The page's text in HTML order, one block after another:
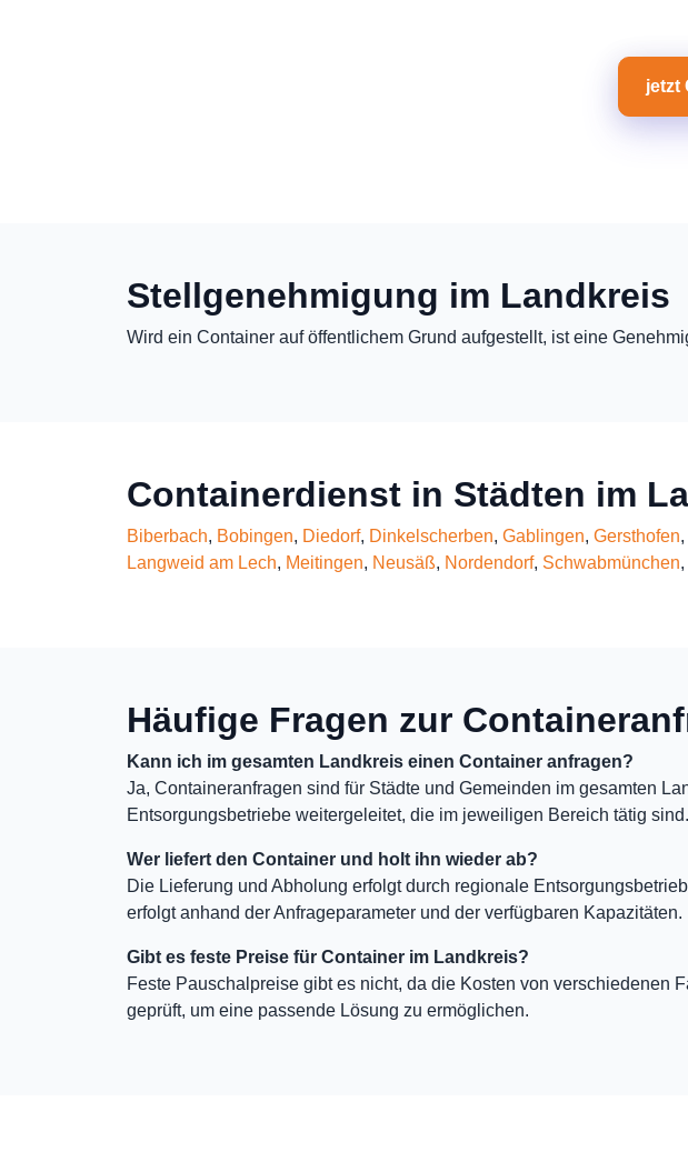
jetzt
Stellgenehmigung im Landkreis
Wird ein Container auf öffentlichem Grund aufgestellt, ist eine
Containerdienst in Städten im
Biberbach, Bobingen, Diedorf, Dinkelscherben, Gablingen, Gersthofen,
Langweid am Lech, Meitingen, Neusäß, Nordendorf, Schwabmünchen,
Häufige Fragen zur
Kann ich im gesamten Landkreis einen Container anfragen?
Ja, Containeranfragen sind für Städte und Gemeinden im gesamten
Entsorgungsbetriebe weitergeleitet, die im jeweiligen Bereich tätig sind.
Wer liefert den Container und holt ihn wieder ab?
Die Lieferung und Abholung erfolgt durch regionale
erfolgt anhand der Anfrageparameter und der verfügbaren Kapazitäten.
Gibt es feste Preise für Container im Landkreis?
Feste Pauschalpreise gibt es nicht, da die Kosten von verschiedenen
geprüft, um eine passende Lösung zu ermöglichen.